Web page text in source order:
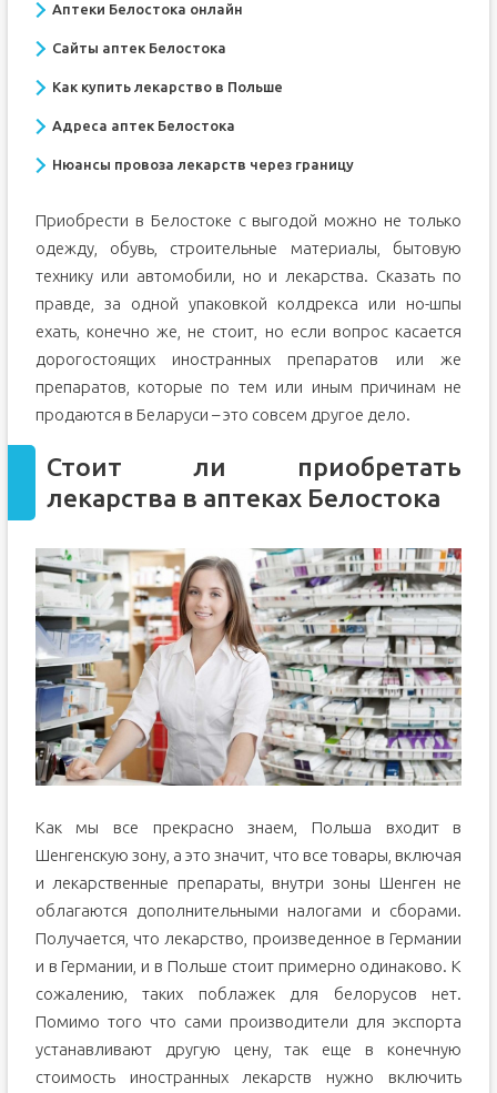
Аптеки Белостока онлайн
Сайты аптек Белостока
Как купить лекарство в Польше
Адреса аптек Белостока
Нюансы провоза лекарств через границу
Приобрести в Белостоке с выгодой можно не только
одежду, обувь, строительные материалы, бытовую
технику или автомобили, но и лекарства. Сказать по
правде, за одной упаковкой колдрекса или но-шпы
ехать, конечно же, не стоит, но если вопрос касается
дорогостоящих иностранных препаратов или же
препаратов, которые по тем или иным причинам не
продаются в Беларуси – это совсем другое дело.
Стоит ли приобретать
лекарства в аптеках Белостока
Как мы все прекрасно знаем, Польша входит в
Шенгенскую зону, а это значит, что все товары, включая
и лекарственные препараты, внутри зоны Шенген не
облагаются дополнительными налогами и сборами.
Получается, что лекарство, произведенное в Германии
и в Германии, и в Польше стоит примерно одинаково. К
сожалению, таких поблажек для белорусов нет.
Помимо того что сами производители для экспорта
устанавливают другую цену, так еще в конечную
стоимость иностранных лекарств нужно включить